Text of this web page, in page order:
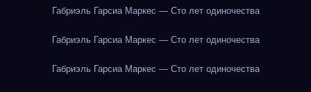
Габриэль Гарсиа Маркес — Сто лет одиночества
Габриэль Гарсиа Маркес — Сто лет одиночества
Габриэль Гарсиа Маркес — Сто лет одиночества